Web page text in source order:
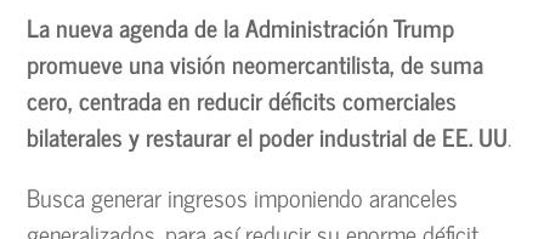
La nueva agenda de la Administración Trump
promueve una visión neomercantilista, de suma
cero, centrada en reducir déficits comerciales
bilaterales y restaurar el poder industrial de EE. UU.
Busca generar ingresos imponiendo aranceles